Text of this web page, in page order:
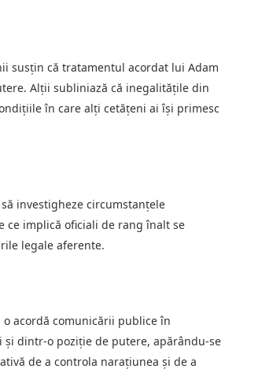
susțin că tratamentul acordat lui Adam
Alții subliniază că inegalitățile din
în care alți cetățeni ai își primesc
investigheze circumstanțele
ce implică oficiali de rang înalt se
legale aferente.
acordă comunicării publice în
și dintr-o poziție de putere, apărându-se
de a controla narațiunea și de a